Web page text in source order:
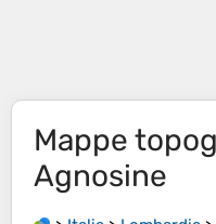
Mappe
Agnosine